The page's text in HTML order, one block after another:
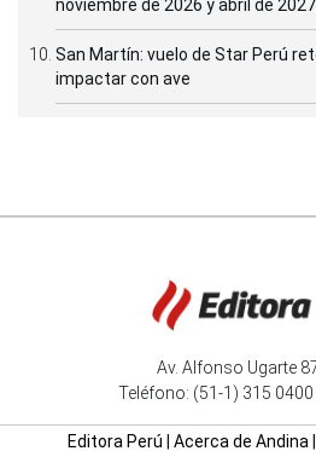
noviembre de 2026 y abril de 2027
San Martín: vuelo de Star Perú
impactar con ave
Av. Alfonso Ugarte
Teléfono: (51-1) 315
Editora Perú Acerca de Andina